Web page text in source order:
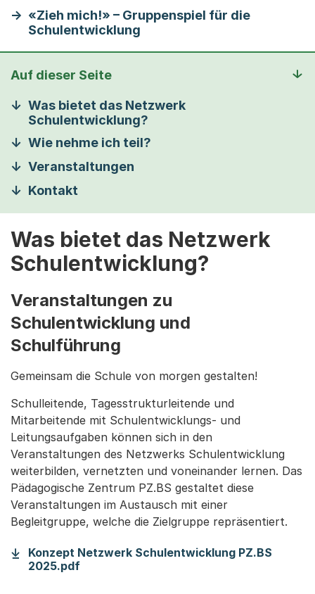
«Zieh mich!» – Gruppenspiel für die
Schulentwicklung
Auf dieser Seite
Was bietet das Netzwerk
Schulentwicklung?
Wie nehme ich teil?
Veranstaltungen
Kontakt
Was bietet das Netzwerk
Schulentwicklung?
Veranstaltungen zu
Schulentwicklung und
Schulführung
Gemeinsam die Schule von morgen gestalten!
Schulleitende, Tagesstrukturleitende und
Mitarbeitende mit Schulentwicklungs- und
Leitungsaufgaben können sich in den
Veranstaltungen des Netzwerks Schulentwicklung
weiterbilden, vernetzten und voneinander lernen. Das
Pädagogische Zentrum PZ.BS gestaltet diese
Veranstaltungen im Austausch mit einer
Begleitgruppe, welche die Zielgruppe repräsentiert.
Konzept Netzwerk Schulentwicklung PZ.BS
2025.pdf(Startet einen Download)